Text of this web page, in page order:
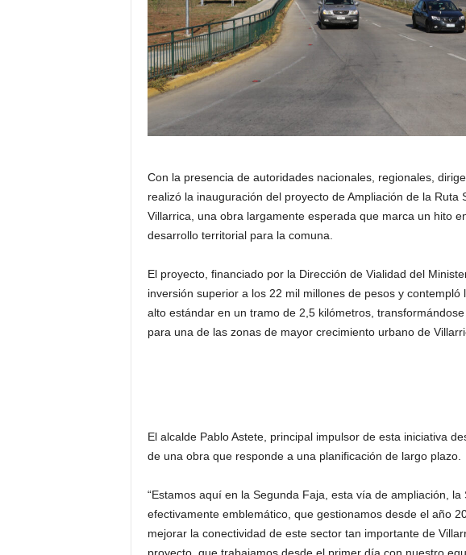
Con la presencia de autoridades nacionales, regionales,
realizó la inauguración del proyecto de Ampliación de la Ruta
Villarrica, una obra largamente esperada que marca un hito
desarrollo territorial para la comuna.
El proyecto, financiado por la Dirección de Vialidad del
inversión superior a los 22 mil millones de pesos y
alto estándar en un tramo de 2,5 kilómetros,
para una de las zonas de mayor crecimiento urbano de
El alcalde Pablo Astete, principal impulsor de esta iniciativa
de una obra que responde a una planificación de largo plazo.
“Estamos aquí en la Segunda Faja, esta vía de ampliación,
efectivamente emblemático, que gestionamos desde el año
mejorar la conectividad de este sector tan importante de